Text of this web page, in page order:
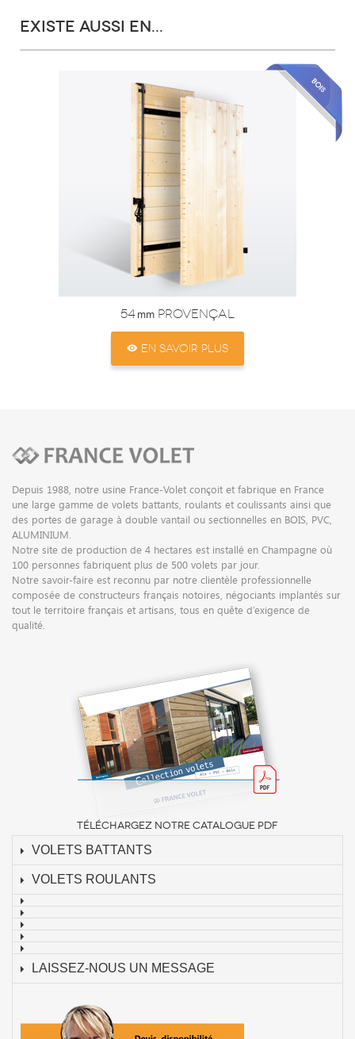
EXISTE AUSSI EN...
54mmprovençal
EN SAVOIR PLUS
Depuis 1988, notre usine France-Volet conçoit et fabrique en France
une large gamme de volets battants, roulants et coulissants ainsi que
des portes de garage à double vantail ou sectionnelles en BOIS, PVC,
ALUMINIUM.
Notre site de production de 4 hectares est installé en Champagne où
100 personnes fabriquent plus de 500 volets par jour.
Notre savoir-faire est reconnu par notre clientèle professionnelle
composée de constructeurs français notoires, négociants implantés sur
tout le territoire français et artisans, tous en quête d’exigence de
qualité.
TÉLÉCHARGEZ NOTRE CATALOGUE PDF
VOLETS BATTANTS
VOLETS ROULANTS
LAISSEZ-NOUS UN MESSAGE